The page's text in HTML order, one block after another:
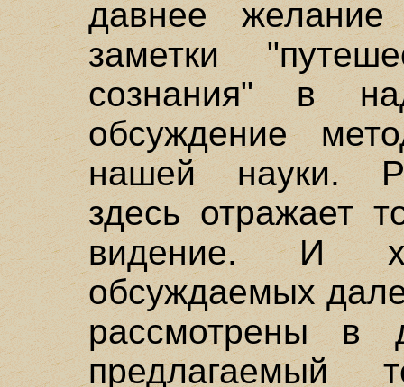
давнее желание
заметки
сознания" в
обсуждение
нашей науки.
здесь отражает
видение. И
обсуждаемых
рассмотрены в
предлагаемый